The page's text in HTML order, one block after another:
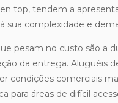
top, tendem a
sua complexidade e
pesam no custo são a
da entrega. Aluguéis
condições comerciais
para áreas de difícil